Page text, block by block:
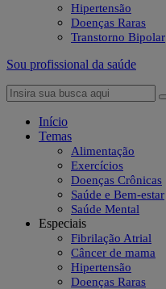
Hipertensão
Doenças Raras
Transtorno Bipolar
Sou profissional da saúde
Início
Temas
Alimentação
Exercícios
Doenças Crônicas
Saúde e Bem-estar
Saúde Mental
Especiais
Fibrilação Atrial
Câncer de mama
Hipertensão
Doenças Raras